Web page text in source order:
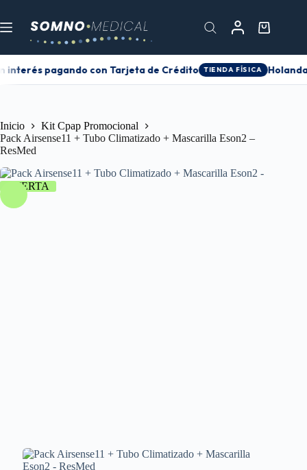
interés pagando con Tarjeta de Crédito TIENDA FÍSICA
Inicio
Kit Cpap Promocional
Pack Airsense11 + Tubo Climatizado + Mascarilla Eson2 –
ResMed
OFERTA